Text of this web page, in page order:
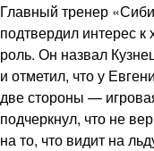
Главный тренер
подтвердил интерес к
роль. Он назвал
и отметил, что у
две стороны —
подчеркнул, что не
на то, что видит на